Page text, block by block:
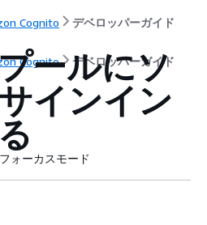
Cognito デベロッパーガイド
Cognito デベロッパーガイド
ールにソ
インイン
フォーカスモード